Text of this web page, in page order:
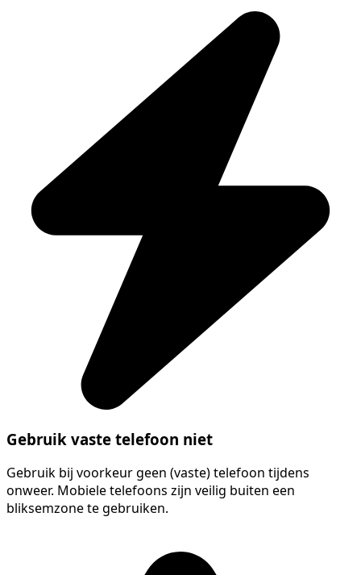
Gebruik vaste telefoon niet
Gebruik bij voorkeur geen (vaste) telefoon tijdens
onweer. Mobiele telefoons zijn veilig buiten een
bliksemzone te gebruiken.